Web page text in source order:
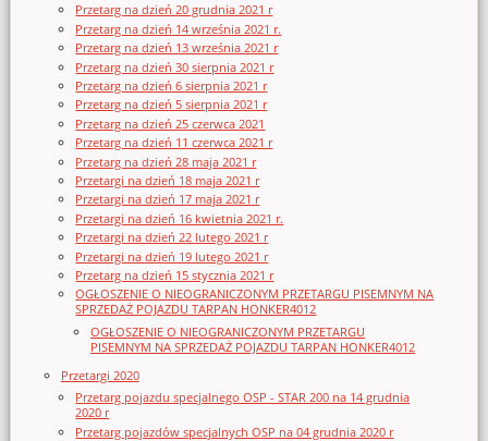
Przetarg na dzień 20 grudnia 2021 r
Przetarg na dzień 14 września 2021 r.
Przetarg na dzień 13 września 2021 r
Przetarg na dzień 30 sierpnia 2021 r
Przetarg na dzień 6 sierpnia 2021 r
Przetarg na dzień 5 sierpnia 2021 r
Przetarg na dzień 25 czerwca 2021
Przetarg na dzień 11 czerwca 2021 r
Przetarg na dzień 28 maja 2021 r
Przetargi na dzień 18 maja 2021 r
Przetargi na dzień 17 maja 2021 r
Przetargi na dzień 16 kwietnia 2021 r.
Przetargi na dzień 22 lutego 2021 r
Przetargi na dzień 19 lutego 2021 r
Przetarg na dzień 15 stycznia 2021 r
OGŁOSZENIE O NIEOGRANICZONYM PRZETARGU PISEMNYM NA
SPRZEDAŻ POJAZDU TARPAN HONKER4012
OGŁOSZENIE O NIEOGRANICZONYM PRZETARGU
PISEMNYM NA SPRZEDAŻ POJAZDU TARPAN HONKER4012
Przetargi 2020
Przetarg pojazdu specjalnego OSP - STAR 200 na 14 grudnia
2020 r
Przetarg pojazdów specjalnych OSP na 04 grudnia 2020 r